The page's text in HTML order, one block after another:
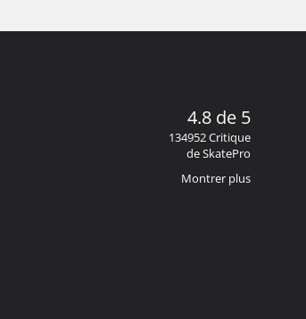
4.8 de 5
134952 Critique
de SkatePro
Montrer plus